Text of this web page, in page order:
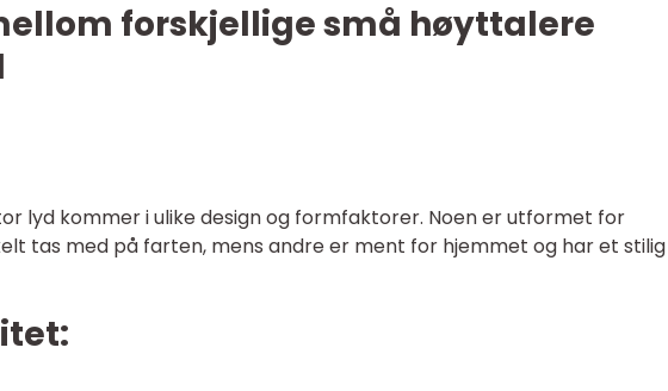
forskjellige små høyttalere
lyd kommer i ulike design og formfaktorer. Noen er utformet for
tas med på farten, mens andre er ment for hjemmet og har et stilig